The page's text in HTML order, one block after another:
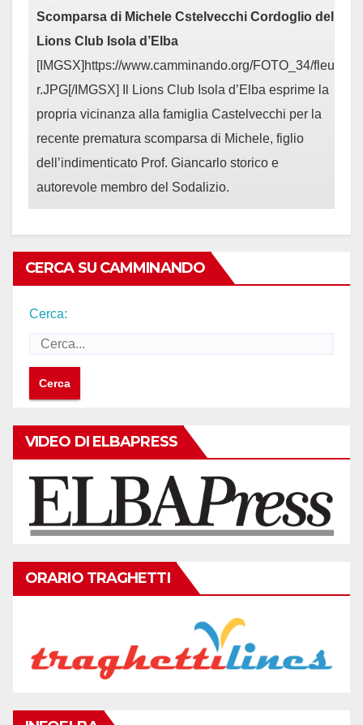
Scomparsa di Michele Cstelvecchi Cordoglio del
Lions Club Isola d’Elba
[IMGSX]https://www.camminando.org/FOTO_34/fleu
r.JPG[/IMGSX] Il Lions Club Isola d’Elba esprime la
propria vicinanza alla famiglia Castelvecchi per la
recente prematura scomparsa di Michele, figlio
dell’indimenticato Prof. Giancarlo storico e
autorevole membro del Sodalizio.
CERCA SU CAMMINANDO
Cerca:
VIDEO DI ELBAPRESS
ORARIO TRAGHETTI